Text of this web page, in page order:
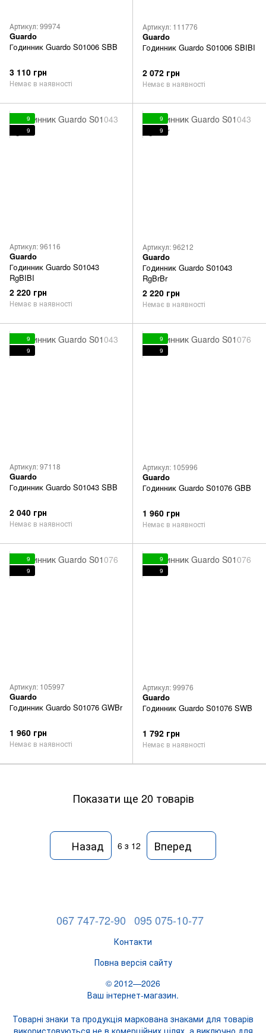
Артикул: 99974
Guardo
Годинник Guardo S01006 SBB
3 110 грн
Немає в наявності
Артикул: 111776
Guardo
Годинник Guardo S01006 SBIBI
2 072 грн
Немає в наявності
9
9
Артикул: 96116
Guardo
Годинник Guardo S01043
RgBIBI
2 220 грн
Немає в наявності
9
9
Артикул: 96212
Guardo
Годинник Guardo S01043
RgBrBr
2 220 грн
Немає в наявності
9
9
Артикул: 97118
Guardo
Годинник Guardo S01043 SBB
2 040 грн
Немає в наявності
9
9
Артикул: 105996
Guardo
Годинник Guardo S01076 GBB
1 960 грн
Немає в наявності
9
9
Артикул: 105997
Guardo
Годинник Guardo S01076 GWBr
1 960 грн
Немає в наявності
9
9
Артикул: 99976
Guardo
Годинник Guardo S01076 SWB
1 792 грн
Немає в наявності
Показати ще 20 товарів
Назад 6 з 12 Вперед
067 747-72-90 095 075-10-77
Контакти
Повна версія сайту
© 2012—2026
Ваш інтернет-магазин.
Товарні знаки та продукція маркована знаками для товарів
використовуються не в комерційних цілях, а виключно для